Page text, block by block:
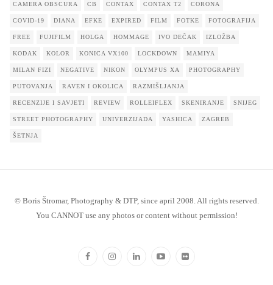
CAMERA OBSCURA CB CONTAX CONTAX T2 CORONA
COVID-19 DIANA EFKE EXPIRED FILM FOTKE FOTOGRAFIJA
FREE FUJIFILM HOLGA HOMMAGE IVO DEČAK IZLOŽBA
KODAK KOLOR KONICA VX100 LOCKDOWN MAMIYA
MILAN FIZI NEGATIVE NIKON OLYMPUS XA PHOTOGRAPHY
PUTOVANJA RAVEN I OKOLICA RAZMIŠLJANJA
RECENZIJE I SAVJETI REVIEW ROLLEIFLEX SKENIRANJE SNIJEG
STREET PHOTOGRAPHY UNIVERZIJADA YASHICA ZAGREB
ŠETNJA
© Boris Štromar, Photography & DTP, since april 2008. All rights reserved.
You CANNOT use any photos or content without permission!